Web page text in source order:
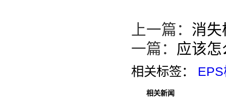
上一篇： 消
一篇： 应该
相关标签：
相关新闻